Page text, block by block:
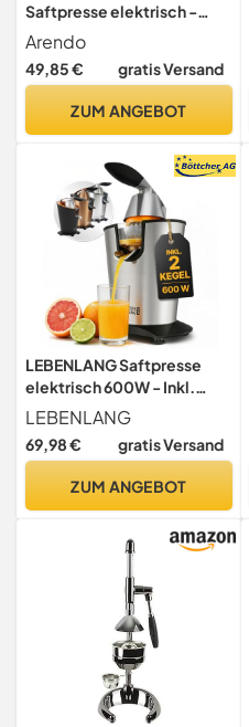
Saftpresse elektrisch -
Zitruspresse
Orangenpresse Entsafter -
800 Watt
hohe Ergiebigkeit -
Spülmaschinen-geeignet
Arendo
49,85 € gratis Versand
ZUM ANGEBOT
LEBENLANG Saftpresse
elektrisch 600W - Inkl.
Edelstahlkegel & BPA-Frei
LEBENLANG
69,98 € gratis Versand
ZUM ANGEBOT